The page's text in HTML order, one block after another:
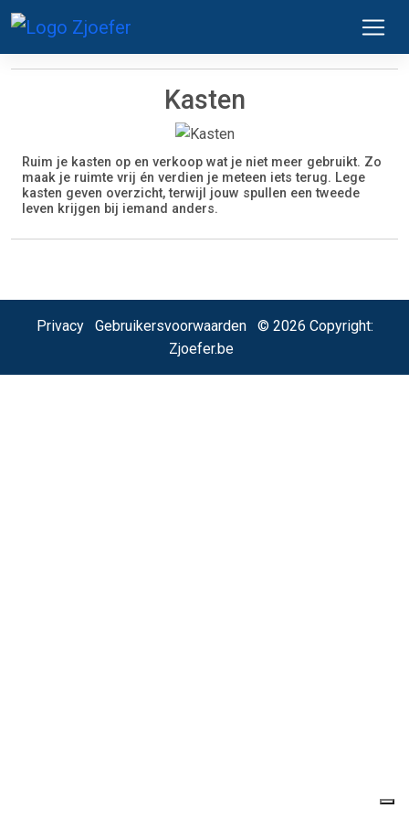
Kasten
Ruim je kasten op en verkoop wat je niet meer gebruikt. Zo
maak je ruimte vrij én verdien je meteen iets terug. Lege
kasten geven overzicht, terwijl jouw spullen een tweede
leven krijgen bij iemand anders.
Privacy Gebruikersvoorwaarden© 2026 Copyright:
Zjoefer.be